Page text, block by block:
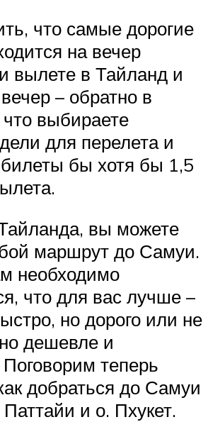
что самые дорогие
на вечер
вылете в Тайланд и
– обратно в
выбираете
для перелета и
бы хотя бы 1,5
вы можете
маршрут до Самуи.
необходимо
что для вас лучше –
но дорого или не
дешевле и
теперь
добраться до Самуи
Паттайи и о. Пхукет.